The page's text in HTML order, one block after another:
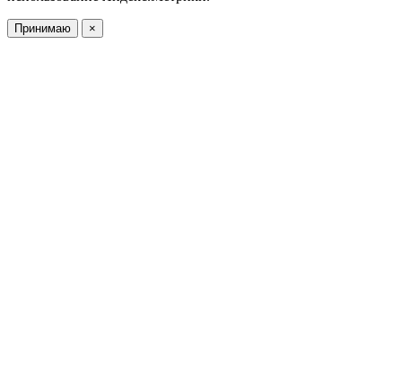
Принимаю ×